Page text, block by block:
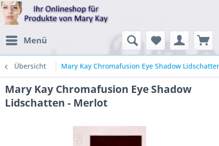
Menü
Übersicht Mary Kay Chromafusion Eye Shadow
Mary Kay Chromafusion Eye Shadow
Lidschatten - Merlot